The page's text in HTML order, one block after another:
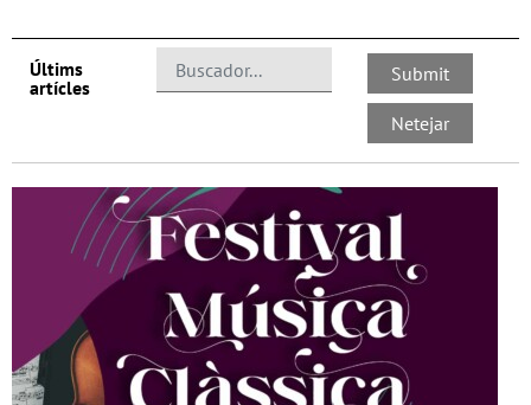
Últims
artícles